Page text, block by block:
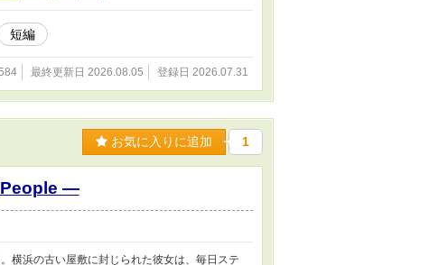
短編
最終更新日 2026.08.05 登録日 2026.07.31
お気に入りに追加 1
People —
横浜の古い屋敷に封じられた彼女は、毎日ステ